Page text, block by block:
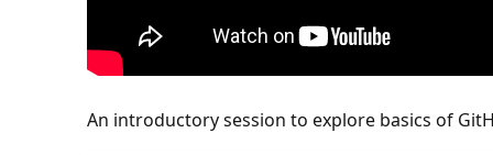
An introductory session to explore basics of